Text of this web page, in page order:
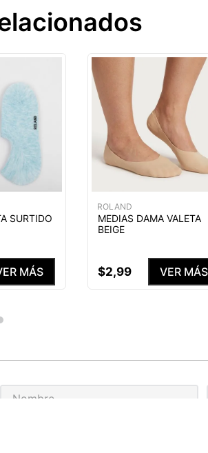
SURTIDO
MÁS
ROLAND
MEDIAS DAMA VALETA
BEIGE
$2,99 VER MÁS